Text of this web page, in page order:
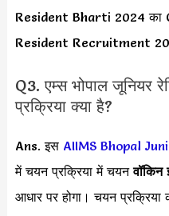
Resident Bharti 2024 का
Resident Recruitment
Q3. एम्स भोपाल जूनियर
प्रक्रिया क्या है?
Ans. इस AIIMS Bhopal
में चयन प्रक्रिया में चयनवॉकिन
आधार पर होगा। चयन प्रक्रिया